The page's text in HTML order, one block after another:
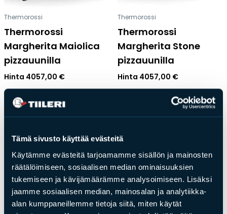
Tämä sivusto käyttää evästeitä
Käytämme evästeitä tarjoamamme sisällön ja mainosten
räätälöimiseen, sosiaalisen median ominaisuuksien
tukemiseen ja kävijämäärämme analysoimiseen. Lisäksi
jaamme sosiaalisen median, mainosalan ja analytiikka-
alan kumppaneillemme tietoja siitä, miten käytät
Thermorossi
Thermorossi
Margherita Maiolica
pizzauunilla
Hinta 4057,00 €
Thermorossi
Thermorossi
Margherita Stone
pizzauunilla
Hinta 4057,00 €